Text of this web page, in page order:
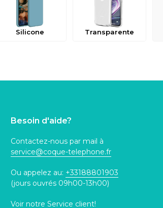
Silicone Transparente
Besoin d'aide?
Contactez-nous par mail à
service@coque-telephone.fr
Ou appelez au: +33188801903
(jours ouvrés 09h00-13h00)
Voir notre Service client!